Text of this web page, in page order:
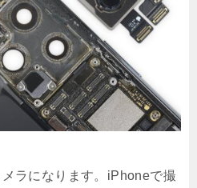
ラになります。iPhoneで撮